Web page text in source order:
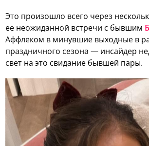
Это произошло всего через
ее неожиданной встречи с бывшим
Аффлеком в минувшие выходные в
праздничного сезона — инсайдер
свет на это свидание бывшей пары.